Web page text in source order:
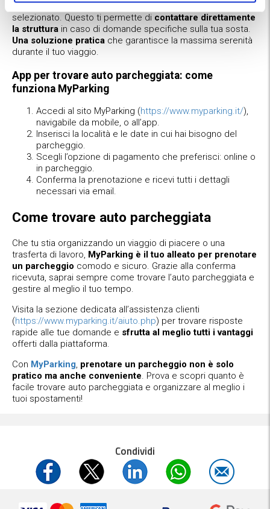
dettagliata che include tutti i riferimenti del parcheggio
selezionato. Questo ti permette di contattare direttamente
la struttura in caso di domande specifiche sulla tua sosta.
Una soluzione pratica che garantisce la massima serenità
durante il tuo viaggio.
App per trovare auto parcheggiata: come
funziona MyParking
Accedi al sito MyParking (https://www.myparking.it/),
navigabile da mobile, o all’app.
Inserisci la località e le date in cui hai bisogno del
parcheggio.
Scegli l’opzione di pagamento che preferisci: online o
in parcheggio.
Conferma la prenotazione e ricevi tutti i dettagli
necessari via email.
Come trovare auto parcheggiata
Che tu stia organizzando un viaggio di piacere o una
trasferta di lavoro, MyParking è il tuo alleato per prenotare
un parcheggio comodo e sicuro. Grazie alla conferma
ricevuta, saprai sempre come trovare l’auto parcheggiata e
gestire al meglio il tuo tempo.
Visita la sezione dedicata all’assistenza clienti
(https://www.myparking.it/aiuto.php) per trovare risposte
rapide alle tue domande e sfrutta al meglio tutti i vantaggi
offerti dalla piattaforma.
Con MyParking, prenotare un parcheggio non è solo
pratico ma anche conveniente. Prova e scopri quanto è
facile trovare auto parcheggiata e organizzare al meglio i
tuoi spostamenti!
Condividi